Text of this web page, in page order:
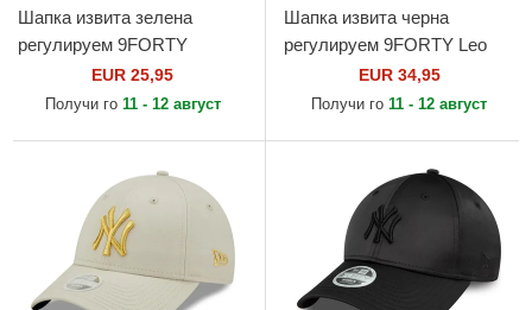
Шапка извита зелена
регулируем 9FORTY
League Essential на New
York Yankees MLB от New
EUR 25,95
Получи го 11 - 12 август
Шапка извита черна
регулируем 9FORTY Leo
Velour Metallic на New York
Yankees MLB от New Era
EUR 34,95
Получи го 11 - 12 август